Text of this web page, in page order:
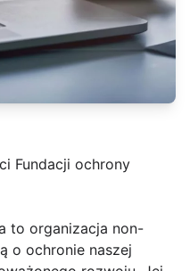
Fundacji ochrony
to organizacja non-
o ochronie naszej